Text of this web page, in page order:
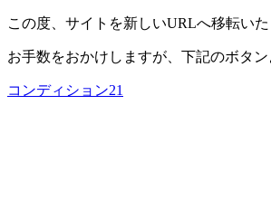
この度、サイトを新しいURLへ移転い
お手数をおかけしますが、下記のボタ
コンディション21